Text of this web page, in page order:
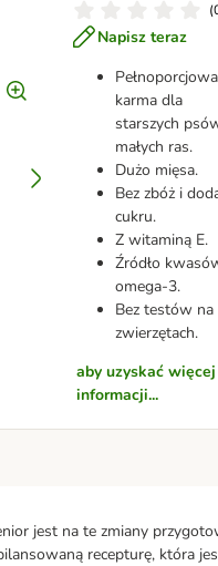
(
Napisz teraz
Pełnoporcjowa
karma dla
starszych
małych ras.
Dużo mięsa.
Bez zbóż i
cukru.
Z witaminą E.
Źródło
omega-3.
Bez testów na
zwierzętach.
aby uzyskać więcej
informacji...
jest na te zmiany
recepturę, która